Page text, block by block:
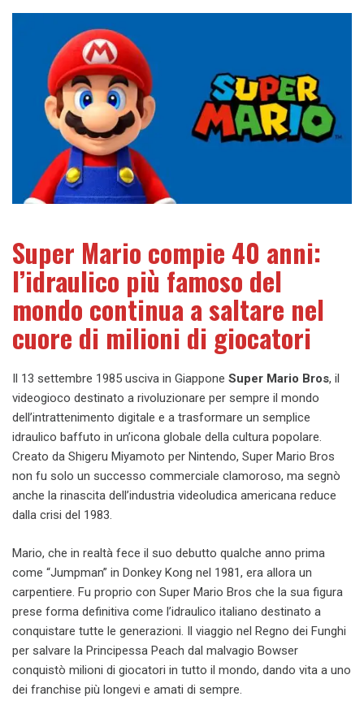
Super Mario compie 40 anni:
l’idraulico più famoso del
mondo continua a saltare nel
cuore di milioni di giocatori
Il 13 settembre 1985 usciva in Giappone Super Mario Bros, il
videogioco destinato a rivoluzionare per sempre il mondo
dell’intrattenimento digitale e a trasformare un semplice
idraulico baffuto in un’icona globale della cultura popolare.
Creato da Shigeru Miyamoto per Nintendo, Super Mario Bros
non fu solo un successo commerciale clamoroso, ma segnò
anche la rinascita dell’industria videoludica americana reduce
dalla crisi del 1983.
Mario, che in realtà fece il suo debutto qualche anno prima
come “Jumpman” in Donkey Kong nel 1981, era allora un
carpentiere. Fu proprio con Super Mario Bros che la sua figura
prese forma definitiva come l’idraulico italiano destinato a
conquistare tutte le generazioni. Il viaggio nel Regno dei Funghi
per salvare la Principessa Peach dal malvagio Bowser
conquistò milioni di giocatori in tutto il mondo, dando vita a uno
dei franchise più longevi e amati di sempre.